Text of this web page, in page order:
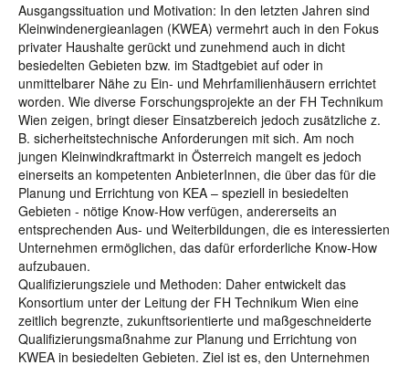
Ausgangssituation und Motivation: In den letzten Jahren sind
Kleinwindenergieanlagen (KWEA) vermehrt auch in den Fokus
privater Haushalte gerückt und zunehmend auch in dicht
besiedelten Gebieten bzw. im Stadtgebiet auf oder in
unmittelbarer Nähe zu Ein- und Mehrfamilienhäusern errichtet
worden. Wie diverse Forschungsprojekte an der FH Technikum
Wien zeigen, bringt dieser Einsatzbereich jedoch zusätzliche z.
B. sicherheitstechnische Anforderungen mit sich. Am noch
jungen Kleinwindkraftmarkt in Österreich mangelt es jedoch
einerseits an kompetenten AnbieterInnen, die über das für die
Planung und Errichtung von KEA – speziell in besiedelten
Gebieten - nötige Know-How verfügen, andererseits an
entsprechenden Aus- und Weiterbildungen, die es interessierten
Unternehmen ermöglichen, das dafür erforderliche Know-How
aufzubauen.
Qualifizierungsziele und Methoden: Daher entwickelt das
Konsortium unter der Leitung der FH Technikum Wien eine
zeitlich begrenzte, zukunftsorientierte und maßgeschneiderte
Qualifizierungsmaßnahme zur Planung und Errichtung von
KWEA in besiedelten Gebieten. Ziel ist es, den Unternehmen